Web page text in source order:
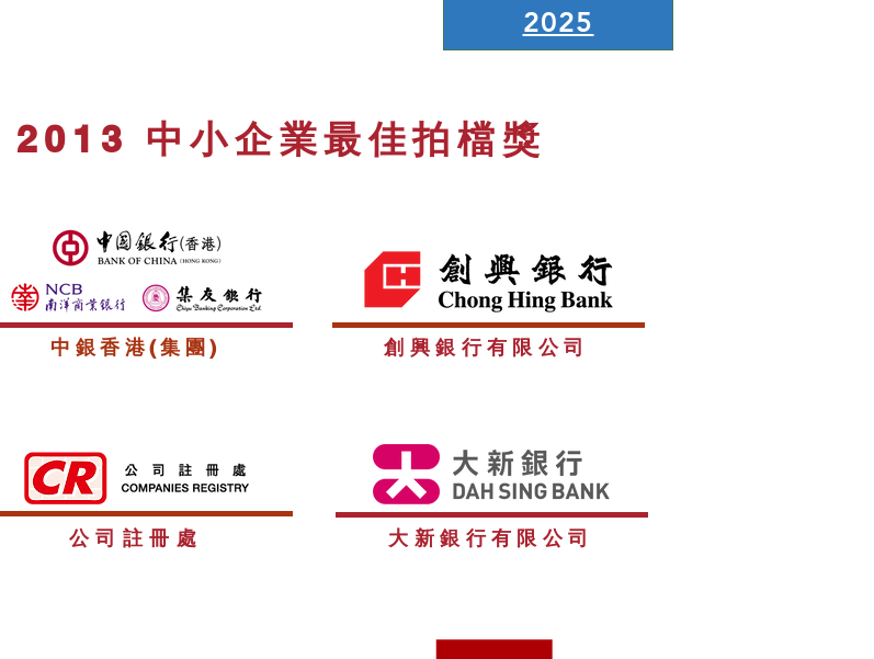
2025
2013 中小企業最佳拍檔獎
中銀香港(集團) 創興銀行有限公司
公司註冊處 大新銀行有限公司